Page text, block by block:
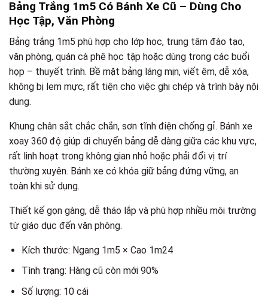
Bảng Trắng 1m5 Có Bánh Xe Cũ – Dùng Cho
Học Tập, Văn Phòng
Bảng trắng 1m5 phù hợp cho lớp học, trung tâm đào tạo,
văn phòng, quán cà phê học tập hoặc dùng trong các buổi
họp – thuyết trình. Bề mặt bảng láng mịn, viết êm, dễ xóa,
không bị lem mực, rất tiện cho việc ghi chép và trình bày nội
dung.
Khung chân sắt chắc chắn, sơn tĩnh điện chống gỉ. Bánh xe
xoay 360 độ giúp di chuyển bảng dễ dàng giữa các khu vực,
rất linh hoạt trong không gian nhỏ hoặc phải đổi vị trí
thường xuyên. Bánh xe có khóa giữ bảng đứng vững, an
toàn khi sử dụng.
Thiết kế gọn gàng, dễ tháo lắp và phù hợp nhiều môi trường
từ giáo dục đến văn phòng.
Kích thước: Ngang 1m5 × Cao 1m24
Tình trạng: Hàng cũ còn mới 90%
Số lượng: 10 cái